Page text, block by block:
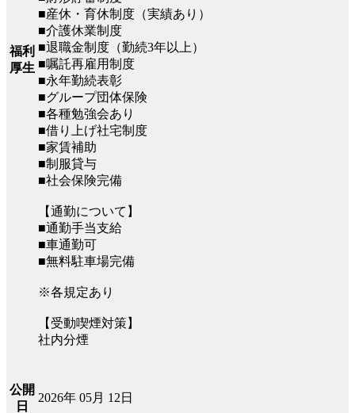
福利
厚生
■産休・育休制度（実績あり）
■介護休業制度
■退職金制度（勤続3年以上）
■嘱託再雇用制度
■永年勤続表彰
■グループ団体保険
■各種勉強会あり
■借り上げ社宅制度
■家賃補助
■制服貸与
■社会保険完備
【通勤について】
■通勤手当支給
■車通勤可
■無料駐車場完備
※各規定あり
【受動喫煙対策】
社内分煙
公開
日
2026年 05月 12日